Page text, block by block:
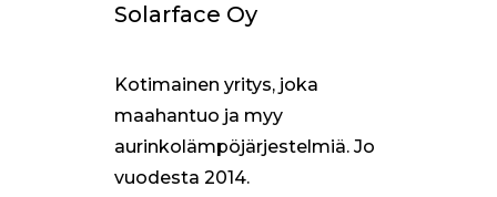
Solarface Oy
Kotimainen yritys, joka
maahantuo ja myy
aurinkolämpöjärjestelmiä. Jo
vuodesta 2014.